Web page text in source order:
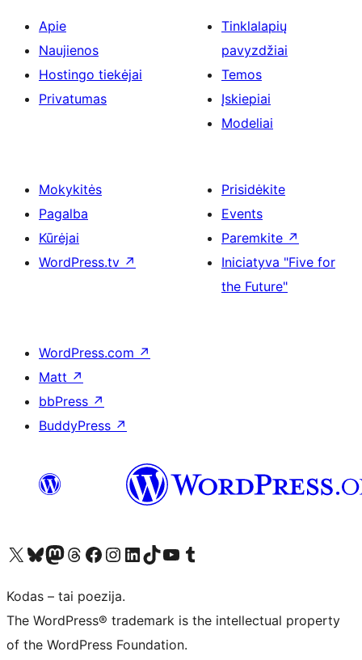
Apie
Naujienos
Hostingo tiekėjai
Privatumas
Tinklalapių
pavyzdžiai
Temos
Įskiepiai
Modeliai
Mokykitės
Pagalba
Kūrėjai
WordPress.tv ↗
Prisidėkite
Events
Paremkite ↗
Iniciatyva "Five for
the Future"
WordPress.com ↗
Matt ↗
bbPress ↗
BuddyPress ↗
Visit our X (formerly Twitter) account
Apsilankykite mūsų Bluesky paskyroje
Visit our Mastodon account
Apsilankykite mūsų Threads paskyroje
Visit our Facebook page
Visit our Instagram account
Visit our LinkedIn account
Apsilankykite mūsų TikTok paskyroje
Visit our YouTube channel
Apsilankykite mūsų Tumblr paskyroje
Kodas – tai poezija.
The WordPress® trademark is the intellectual property
of the WordPress Foundation.